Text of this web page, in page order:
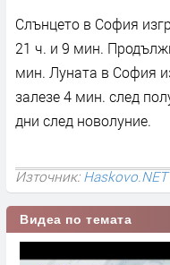
Слънцето в София
21 ч. и 9 мин.
мин. Луната в София
залeзе 4 мин. след
дни след новолуние.
Източник:Haskovo.NET
Видеа по темата